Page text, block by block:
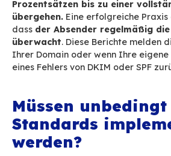
wenn Sie keinen Anti-Spam
haben), können Sie dank
wie open DKIM auf der
oder auf der Ebene eines
DMARC:
Message
Reporting &